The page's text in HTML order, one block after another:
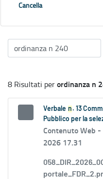
Cancella
8 Risultati perordinanza n
Verbale n . 13
Pubblico per la
Contenuto Web -
2026 17.31